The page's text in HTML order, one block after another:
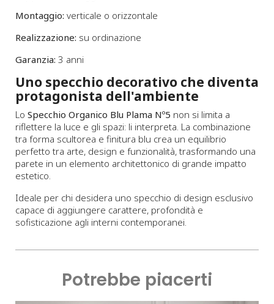
Montaggio: verticale o orizzontale
Realizzazione: su ordinazione
Garanzia: 3 anni
Uno specchio decorativo che diventa
protagonista dell'ambiente
Lo Specchio Organico Blu Plama Nº5 non si limita a
riflettere la luce e gli spazi: li interpreta. La combinazione
tra forma scultorea e finitura blu crea un equilibrio
perfetto tra arte, design e funzionalità, trasformando una
parete in un elemento architettonico di grande impatto
estetico.
Ideale per chi desidera uno specchio di design esclusivo
capace di aggiungere carattere, profondità e
sofisticazione agli interni contemporanei.
Potrebbe piacerti